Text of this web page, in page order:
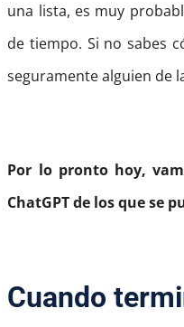
una lista, es muy
de tiempo. Si no sabes
seguramente alguien de
Por lo pronto hoy,
ChatGPT de los que se
Cuando